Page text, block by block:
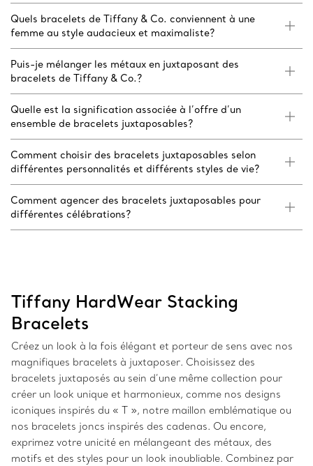
Quels bracelets de Tiffany & Co. conviennent à une
femme au style audacieux et maximaliste?
Puis-je mélanger les métaux en juxtaposant des
bracelets de Tiffany & Co.?
Quelle est la signification associée à l’offre d’un
ensemble de bracelets juxtaposables?
Comment choisir des bracelets juxtaposables selon
différentes personnalités et différents styles de vie?
Comment agencer des bracelets juxtaposables pour
différentes célébrations?
Tiffany HardWear Stacking
Bracelets
Créez un look à la fois élégant et porteur de sens avec nos
magnifiques bracelets à juxtaposer. Choisissez des
bracelets juxtaposés au sein d’une même collection pour
créer un look unique et harmonieux, comme nos designs
iconiques inspirés du « T », notre maillon emblématique ou
nos bracelets joncs inspirés des cadenas. Ou encore,
exprimez votre unicité en mélangeant des métaux, des
motifs et des styles pour un look inoubliable. Combinez par